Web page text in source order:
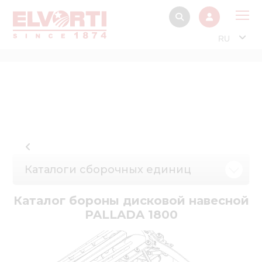
Информация
RU
Каталоги сборочных единиц
Каталог бороны дисковой навесной
PALLADA 1800